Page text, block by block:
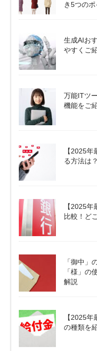
き5つの
生成AIお
やすくご
万能ITツ
機能をご
【2025
る方法は
【2025
比較！ど
「御中」
「様」の
解説
【2025
の種類を